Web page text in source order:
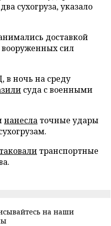
сухогруза, указало
доставкой
сил
в ночь на среду
суда с военными
нанесла точные удары
транспортные
на наши